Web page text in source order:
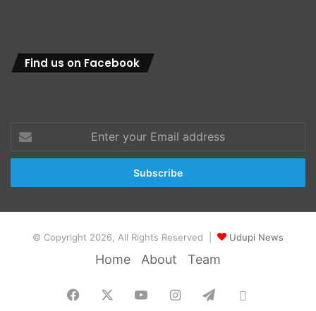
Find us on Facebook
Enter
your
Email
© Copyright 2026, All Rights Reserved | Udupi News
Home About Team
Facebook YouTubeInstagramTelegram